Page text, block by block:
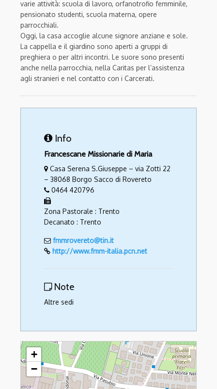
varie attività: scuola di lavoro, orfanotrofio femminile,
pensionato studenti, scuola materna, opere
parrocchiali.
Oggi, la casa accoglie alcune signore anziane e sole.
La cappella e il giardino sono aperti a gruppi di
preghiera o per altri incontri. Le suore sono presenti
anche nella parrocchia, nella Caritas per l’assistenza
agli stranieri e nel contatto con i Carcerati.
Info
Francescane Missionarie di Maria
Casa Serena S.Giuseppe – via Zotti 22
– 38068 Borgo Sacco di Rovereto
0464 420796
Zona Pastorale : Trento
Decanato : Trento
fmmrovereto@tin.it
http://www.fmm-italia.pcn.net
Note
Altre sedi
Francescane Missionarie di Maria
+
−